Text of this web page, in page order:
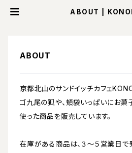
ABOUT |
ABOUT
京都北山のサンドイッチカフェ
ゴ九尾の狐や、頬袋いっぱいにお菓
使った商品を販売しています。
在庫がある商品は、３～５営業日で